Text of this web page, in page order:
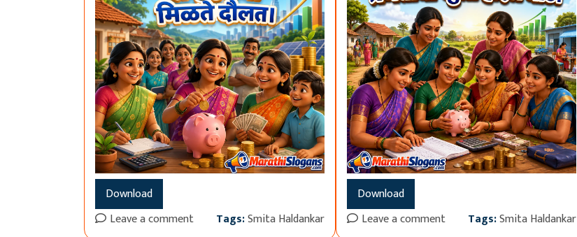
Download
Leave a comment
Tags:Smita Haldankar
Download
Leave a comment
Tags:Smita Haldankar